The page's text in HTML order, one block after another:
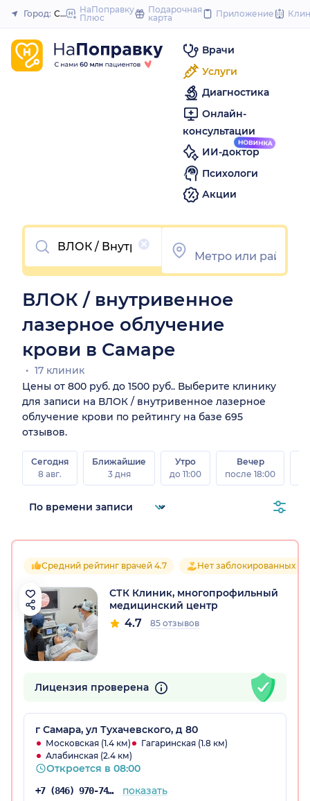
to
Закрыть
Город: СамараНаПоправку
Плюс
Подарочная
карта
Приложение
Врачи
Услуги
Диагностика
Онлайн-
консультации
ИИ-доктор
Психологи
Акции
Очистить
ВЛОК / внутривенное
лазерное облучение
крови в Самаре
17 клиник
Цены от 800 руб. до 1500 руб.. Выберите клинику
для записи на ВЛОК / внутривенное лазерное
облучение крови по рейтингу на базе 695
отзывов.
Сегодня
8 авг.
Ближайшие
3 дня
Утро
до 11:00
Вечер
после 18:00
Средний рейтинг врачей 4.7 Нет заблокированных
СТК Клиник, многопрофильный
медицинский центр
4.7 85 отзывов
Лицензия проверена
г Самара, ул Тухачевского, д 80
Московская (1.4 км)
Гагаринская (1.8 км)
Алабинская (2.4 км)
Откроется в 08:00
+7 (846) 970-74-25 показать